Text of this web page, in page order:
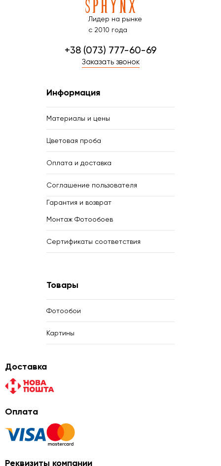
Лидер на рынке
с 2010 года
+38 (073) 777-60-69
Заказать звонок
Информация
Материалы и цены
Цветовая проба
Оплата и доставка
Соглашение пользователя
Гарантия и возврат
Монтаж Фотообоев
Сертификаты соответствия
Товары
Фотообои
Картины
Доставка
Оплата
Реквизиты компании